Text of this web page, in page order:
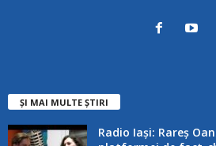
ȘI MAI MULTE ȘTIRI
Radio Iași: Rareș